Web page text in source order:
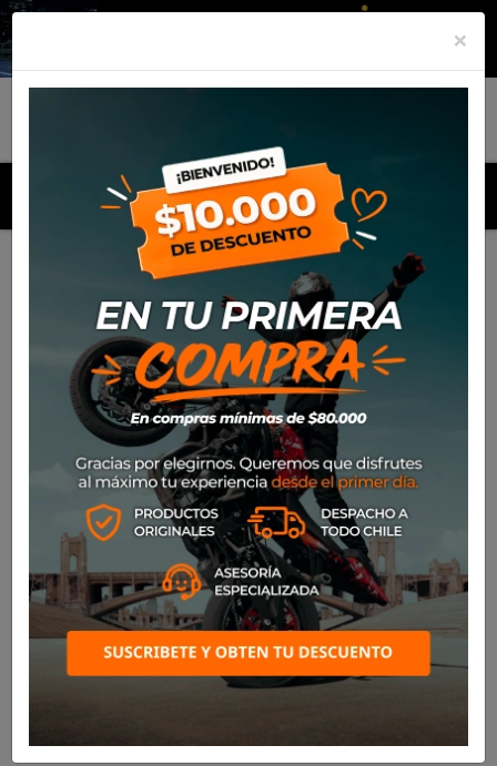
MENU
Productos Neumático Rinaldi 400*18 SH31
×